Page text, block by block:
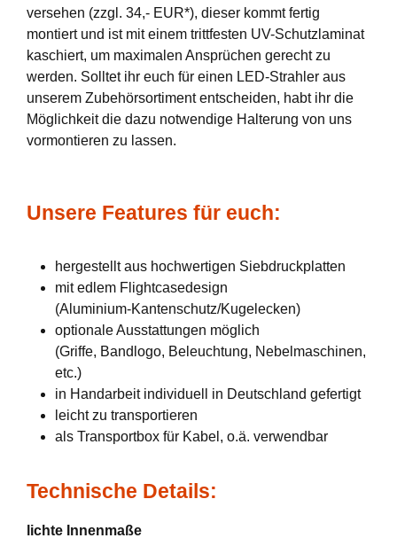
versehen (zzgl. 34,- EUR*), dieser kommt fertig
montiert und ist mit einem trittfesten UV-Schutzlaminat
kaschiert, um maximalen Ansprüchen gerecht zu
werden. Solltet ihr euch für einen LED-Strahler aus
unserem Zubehörsortiment entscheiden, habt ihr die
Möglichkeit die dazu notwendige Halterung von uns
vormontieren zu lassen.
Unsere Features für euch:
hergestellt aus hochwertigen Siebdruckplatten
mit edlem Flightcasedesign
(Aluminium-Kantenschutz/Kugelecken)
optionale Ausstattungen möglich
(Griffe, Bandlogo, Beleuchtung, Nebelmaschinen,
etc.)
in Handarbeit individuell in Deutschland gefertigt
leicht zu transportieren
als Transportbox für Kabel, o.ä. verwendbar
Technische Details:
lichte Innenmaße